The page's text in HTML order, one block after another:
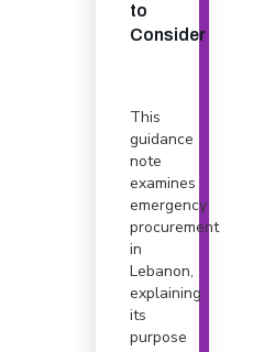
to
Consider
This
guidance
note
examines
emergency
procurement
in
Lebanon,
explaining
its
purpose